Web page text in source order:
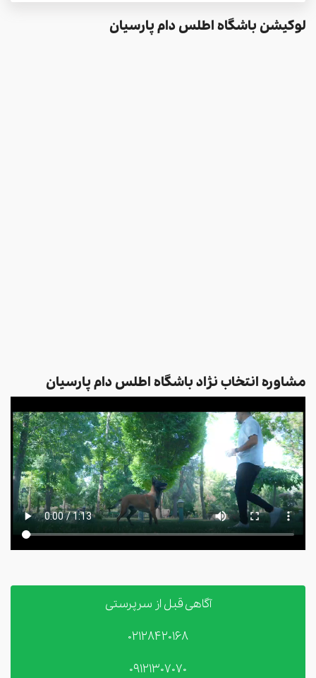
لوکیشن باشگاه اطلس دام پارسیان
مشاوره انتخاب نژاد باشگاه اطلس دام پارسیان
آگاهی قبل از سرپرستی
02128420168
09121307070